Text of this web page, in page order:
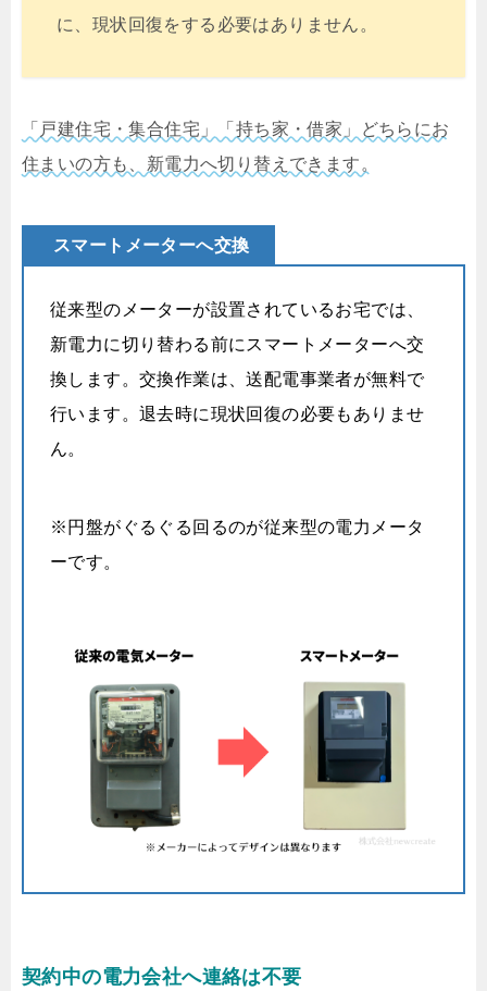
に、現状回復をする必要はありません。
「戸建住宅・集合住宅」「持ち家・借家」どちらにお
住まいの方も、新電力へ切り替えできます。
スマートメーターへ交換
従来型のメーターが設置されているお宅では、
新電力に切り替わる前にスマートメーターへ交
換します。交換作業は、送配電事業者が無料で
行います。退去時に現状回復の必要もありませ
ん。
※円盤がぐるぐる回るのが従来型の電力メータ
ーです。
契約中の電力会社へ連絡は不要